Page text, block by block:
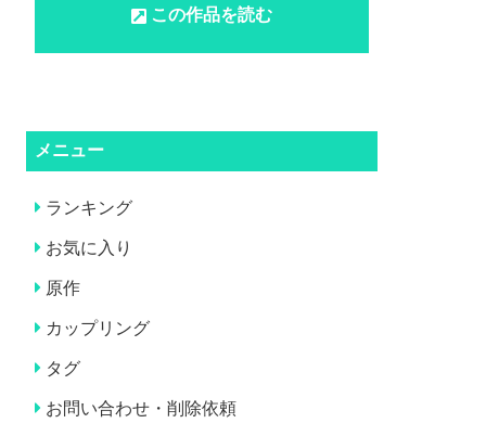
この作品を読む
メニュー
ランキング
お気に入り
原作
カップリング
タグ
お問い合わせ・削除依頼